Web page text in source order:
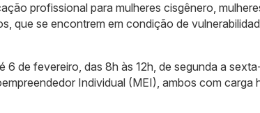
profissional para mulheres cisgênero,
que se encontrem em condição de
de fevereiro, das 8h às 12h, de segunda a
Individual (MEI), ambos com carga